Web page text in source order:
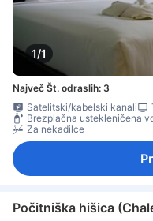
1/1
Največ Št. odraslih: 3
Satelitski/kabelski kanali
Brezplačna ustekleničena
Za nekadilce
Počitniška hišica